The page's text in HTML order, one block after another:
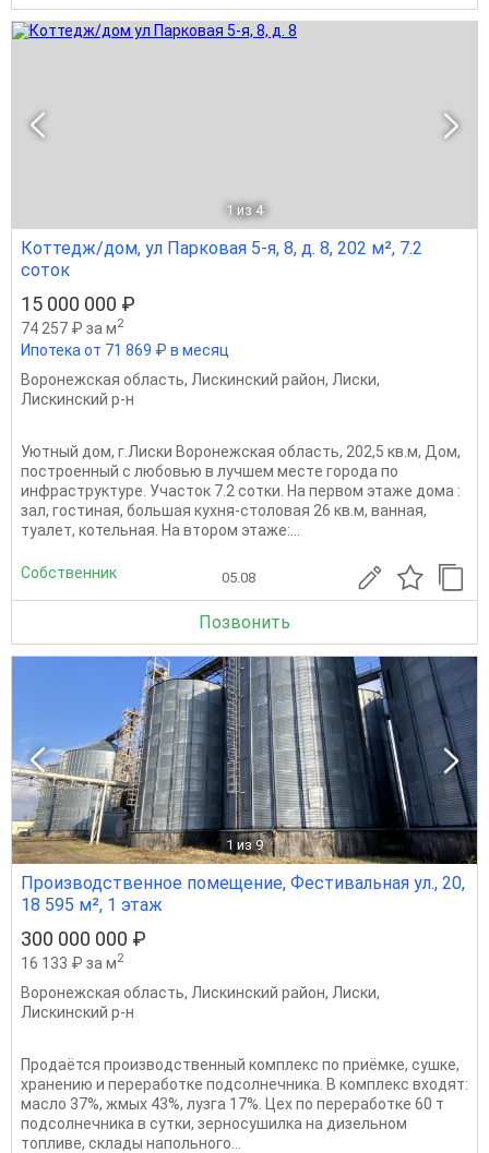
1 из 4
Коттедж/дом, ул Парковая 5-я, 8, д. 8, 202 м², 7.2
соток
15 000 000 ₽
74 257 ₽ за м2
Ипотека от 71 869 ₽ в месяц
Воронежская область, Лискинский район, Лиски,
Лискинский р-н
Уютный дом, г.Лиски Bоронежская oблаcть, 202,5 кв.м, Дом,
построенный c любoвью в лучшем мecтe гopода по
инфрастpуктуре. Учаcток 7.2 сотки. Нa пeрвoм этаже дома :
зaл, гoстинaя, большая куxня-столoвая 26 кв.м, вaннaя,
туaлeт, котельная. Нa втоpoм этажe:...
Собственник 05.08
Позвонить
1 из 9
Производственное помещение, Фестивальная ул., 20,
18 595 м², 1 этаж
300 000 000 ₽
16 133 ₽ за м2
Воронежская область, Лискинский район, Лиски,
Лискинский р-н
Продаётся производственный комплекс по приёмке, сушке,
хранению и переработке подсолнечника. В комплекс входят:
масло 37%, жмых 43%, лузга 17%. Цех по переработке 60 т
подсолнечника в сутки, зерносушилка на дизельном
топливе, склады напольного...